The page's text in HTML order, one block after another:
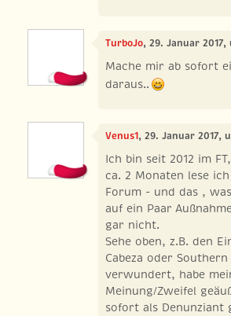
TurboJo, 29. Januar 2017,
Mache mir ab sofort
daraus..
Venus1, 29. Januar 2017,
Ich bin seit 2012 im
ca. 2 Monaten lese
Forum - und das ,
auf ein Paar
gar nicht.
Sehe oben, z.B. den
Cabeza oder
verwundert, habe
Meinung/Zweifel
sofort als Denunziant